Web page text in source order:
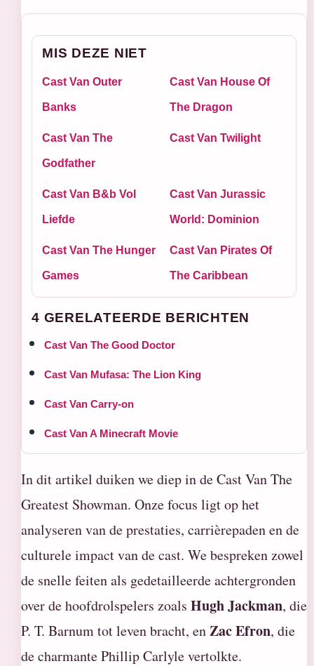
MIS DEZE NIET
Cast Van Outer
Banks
Cast Van House Of
The Dragon
Cast Van The
Godfather
Cast Van Twilight
Cast Van B&b Vol
Liefde
Cast Van Jurassic
World: Dominion
Cast Van The Hunger
Games
Cast Van Pirates Of
The Caribbean
4 GERELATEERDE BERICHTEN
Cast Van The Good Doctor
Cast Van Mufasa: The Lion King
Cast Van Carry-on
Cast Van A Minecraft Movie
In dit artikel duiken we diep in de Cast Van The
Greatest Showman. Onze focus ligt op het
analyseren van de prestaties, carrièrepaden en de
culturele impact van de cast. We bespreken zowel
de snelle feiten als gedetailleerde achtergronden
over de hoofdrolspelers zoals Hugh Jackman, die
P. T. Barnum tot leven bracht, enZac Efron, die
de charmante Phillip Carlyle vertolkte.